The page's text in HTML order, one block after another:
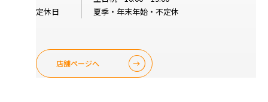
定休日
夏季・年末年始・不定休
店舗ページへ